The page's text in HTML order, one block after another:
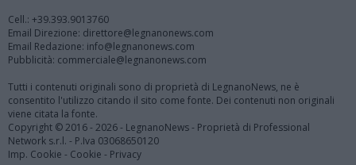
Cell.: +39.393.9013760
Email Direzione: direttore@legnanonews.com
Email Redazione: info@legnanonews.com
Pubblicità: commerciale@legnanonews.com
Tutti i contenuti originali sono di proprietà di LegnanoNews, ne è
consentito l'utilizzo citando il sito come fonte. Dei contenuti non originali
viene citata la fonte.
Copyright © 2016 - 2026 - LegnanoNews - Proprietà di Professional
Network s.r.l. - P.Iva 03068650120
Imp. Cookie - Cookie - Privacy